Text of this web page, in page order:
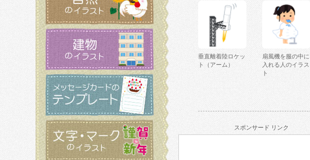
垂直離着陸ロケッ
ト（アーム）
扇風機を服の中に
入れる人のイラス
ト
スポンサード リンク